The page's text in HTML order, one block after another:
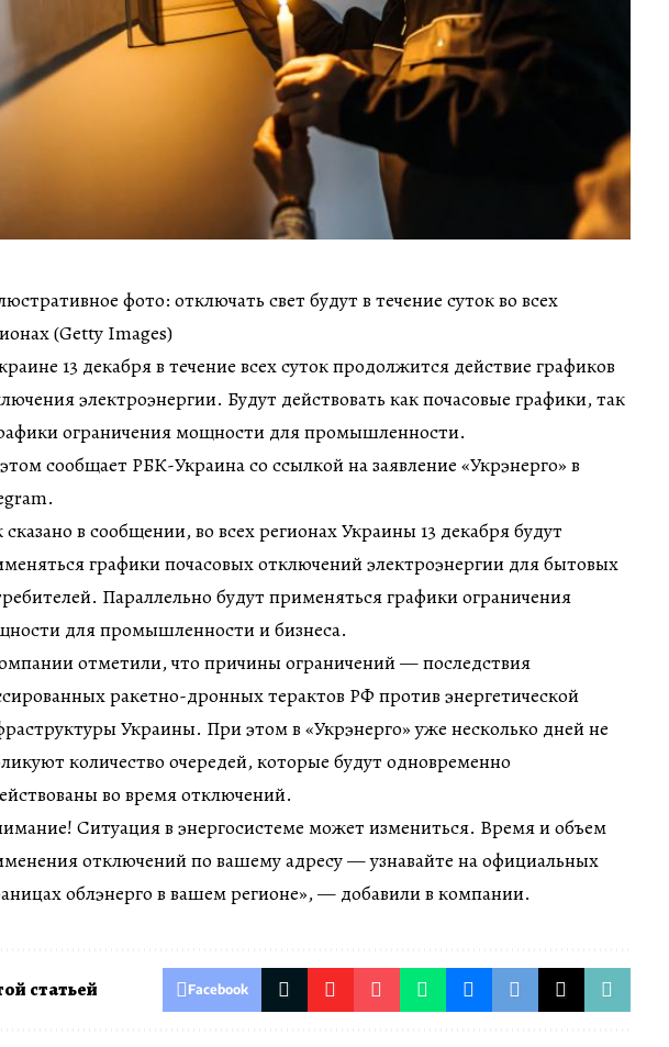
фото: отключать свет будут в течение суток во всех
(Getty Images)
13 декабря в течение всех суток продолжится действие графиков
электроэнергии. Будут действовать как почасовые графики, так
ограничения мощности для промышленности.
сообщает РБК-Украина со ссылкой на заявление «Укрэнерго» в
сказано в сообщении, во всех регионах Украины 13 декабря будут
графики почасовых отключений электроэнергии для бытовых
Параллельно будут применяться графики ограничения
для промышленности и бизнеса.
отметили, что причины ограничений — последствия
ракетно-дронных терактов РФ против энергетической
Украины. При этом в «Укрэнерго» уже несколько дней не
количество очередей, которые будут одновременно
во время отключений.
Ситуация в энергосистеме может измениться. Время и объем
отключений по вашему адресу — узнавайте на официальных
облэнерго в вашем регионе», — добавили в компании.
статьей Facebook